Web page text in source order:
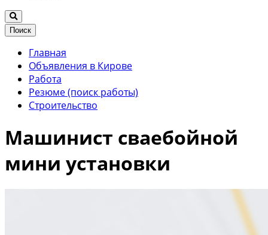
Поиск
Главная
Объявления в Кирове
Работа
Резюме (поиск работы)
Строительство
Машинист сваебойной
мини установки